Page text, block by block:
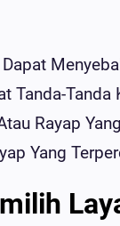
Tanda-
Rayap
Yang